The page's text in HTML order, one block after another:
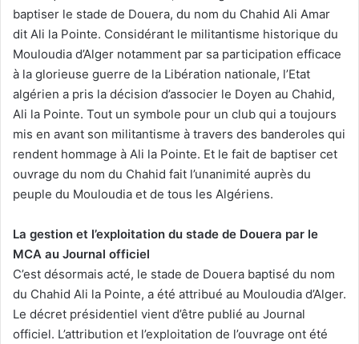
baptiser le stade de Douera, du nom du Chahid Ali Amar
dit Ali la Pointe. Considérant le militantisme historique du
Mouloudia d’Alger notamment par sa participation efficace
à la glorieuse guerre de la Libération nationale, l’Etat
algérien a pris la décision d’associer le Doyen au Chahid,
Ali la Pointe. Tout un symbole pour un club qui a toujours
mis en avant son militantisme à travers des banderoles qui
rendent hommage à Ali la Pointe. Et le fait de baptiser cet
ouvrage du nom du Chahid fait l’unanimité auprès du
peuple du Mouloudia et de tous les Algériens.
La gestion et l’exploitation du stade de Douera par le
MCA au Journal officiel
C’est désormais acté, le stade de Douera baptisé du nom
du Chahid Ali la Pointe, a été attribué au Mouloudia d’Alger.
Le décret présidentiel vient d’être publié au Journal
officiel. L’attribution et l’exploitation de l’ouvrage ont été